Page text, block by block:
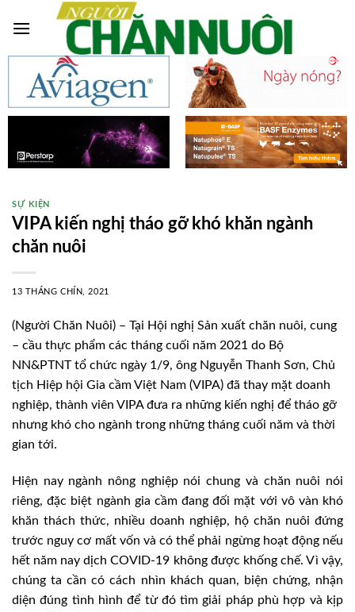
SỰ KIỆN
VIPA kiến nghị tháo gỡ khó khăn ngành
chăn nuôi
13 THÁNG CHÍN, 2021
(Người Chăn Nuôi) – Tại Hội nghị Sản xuất chăn nuôi, cung
– cầu thực phẩm các tháng cuối năm 2021 do Bộ
NN&PTNT tổ chức ngày 1/9, ông Nguyễn Thanh Sơn, Chủ
tịch Hiệp hội Gia cầm Việt Nam (VIPA) đã thay mặt doanh
nghiệp, thành viên VIPA đưa ra những kiến nghị để tháo gỡ
nhưng khó cho ngành trong những tháng cuối năm và thời
gian tới.
Hiện nay ngành nông nghiệp nói chung và chăn nuôi nói
riêng, đặc biệt ngành gia cầm đang đối mặt với vô vàn khó
khăn thách thức, nhiều doanh nghiệp, hộ chăn nuôi đứng
trước nguy cơ mất vốn và có thể phải ngừng hoạt động nếu
hết năm nay dịch COVID-19 không được khống chế. Vì vậy,
chúng ta cần có cách nhìn khách quan, biện chứng, nhận
diện đúng tình hình để từ đó tìm giải pháp phù hợp và kịp